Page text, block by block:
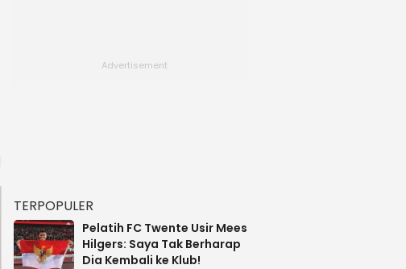
TERPOPULER
Pelatih FC Twente Usir Mees
Hilgers: Saya Tak Berharap
Dia Kembali ke Klub!